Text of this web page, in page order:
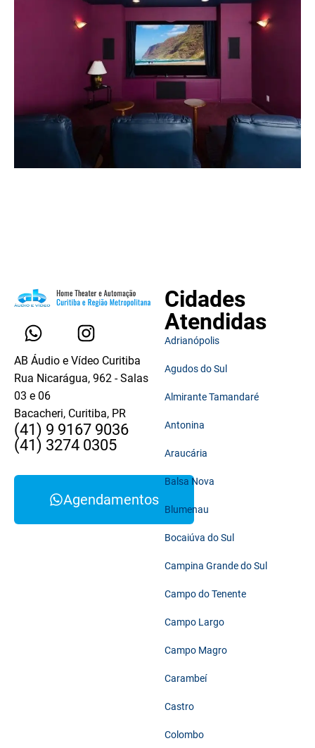
AB Áudio e Vídeo Curitiba
Rua Nicarágua, 962 - Salas
03 e 06
Bacacheri, Curitiba, PR
(41) 9 9167 9036
(41) 3274 0305
Agendamentos
Cidades
Atendidas
Adrianópolis
Agudos do Sul
Almirante Tamandaré
Antonina
Araucária
Balsa Nova
Blumenau
Bocaiúva do Sul
Campina Grande do Sul
Campo do Tenente
Campo Largo
Campo Magro
Carambeí
Castro
Colombo